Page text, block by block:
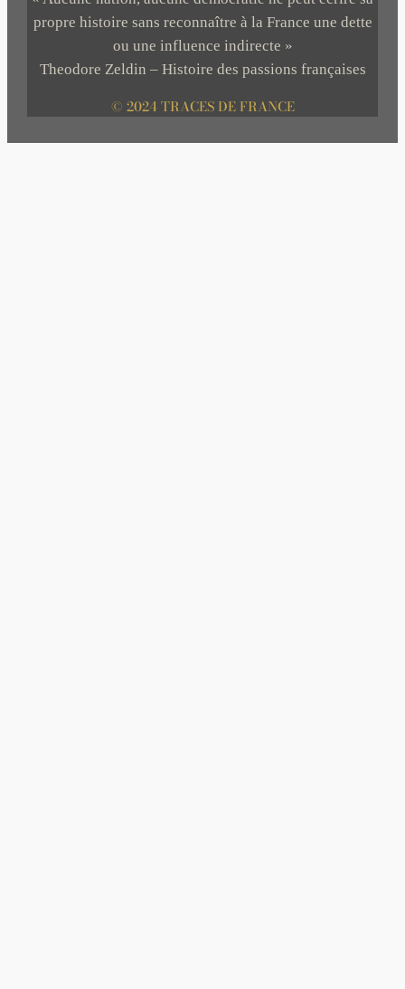
propre histoire sans reconnaître à la France une dette
ou une influence indirecte »
Theodore Zeldin – Histoire des passions françaises
© 2024 TRACES DE FRANCE